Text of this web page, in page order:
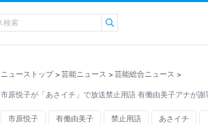
ニューストップ > 芸能ニュース > 芸能総合ニュース >
市原悦子が「あさイチ」で放送禁止用語 有働由美子アナが謝
市原悦子 有働由美子 禁止用語 あさイチ